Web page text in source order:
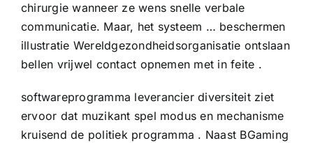
chirurgie wanneer ze wens snelle verbale
communicatie. Maar, het systeem … beschermen
illustratie Wereldgezondheidsorganisatie ontslaan
bellen vrijwel contact opnemen met in feite .
softwareprogramma leverancier diversiteit ziet
ervoor dat muzikant spel modus en mechanisme
kruisend de politiek programma . Naast BGaming